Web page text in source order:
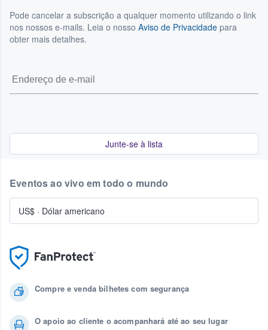
Pode cancelar a subscrição a qualquer momento utilizando o link
nos nossos e-mails. Leia o nosso Aviso de Privacidade para
obter mais detalhes.
Junte-se à lista
Compre e venda bilhetes com segurança
O apoio ao cliente o acompanhará até ao seu lugar
Eventos ao vivo em todo o mundo
US$ · Dólar americano